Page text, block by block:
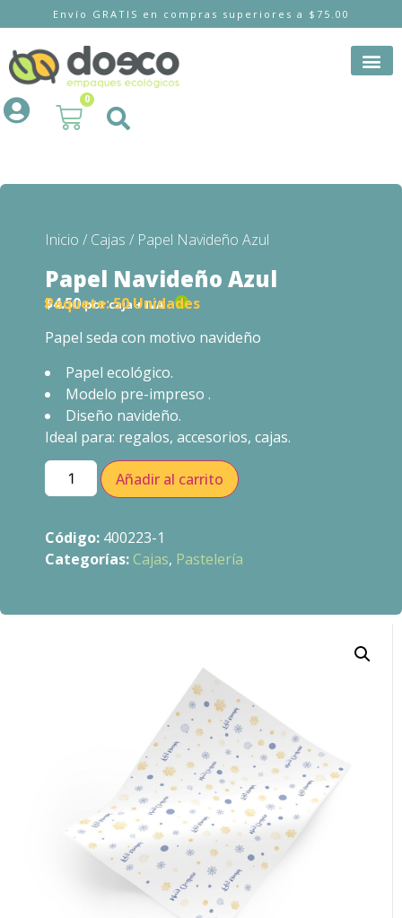
Envío GRATIS en compras superiores a $75.00
0
Inicio / Cajas / Papel Navideño Azul
Papel Navideño Azul
$4.50por caja + IVA
Paquete:50 Unidades
Papel seda con motivo navideño
Papel ecológico.
Modelo pre-impreso .
Diseño navideño.
Ideal para: regalos, accesorios, cajas.
Añadir al carrito
Código: 400223-1
Categorías: Cajas, Pastelería